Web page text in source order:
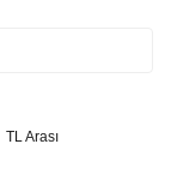
TL Arası